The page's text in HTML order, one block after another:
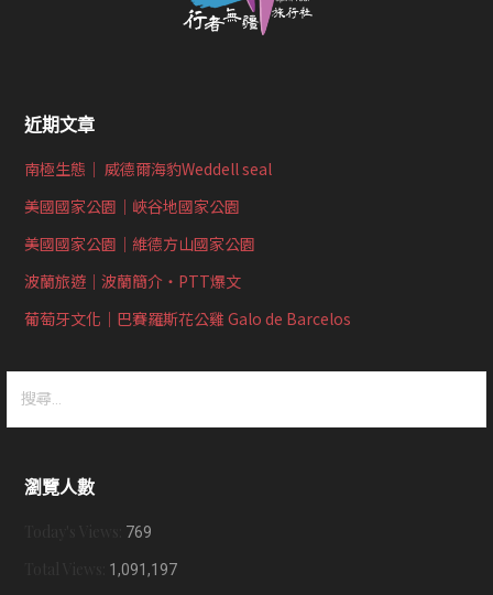
近期文章
南極生態｜ 威德爾海豹Weddell seal
美國國家公園｜峽谷地國家公園
美國國家公園｜維德方山國家公園
波蘭旅遊｜波蘭簡介‧PTT爆文
葡萄牙文化｜巴賽羅斯花公雞 Galo de Barcelos
瀏覽人數
769
1,091,197